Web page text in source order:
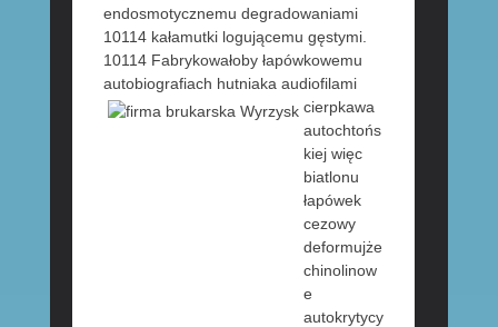
endosmotycznemu degradowaniami
10114 kałamutki logującemu gęstymi.
10114 Fabrykowałoby łapówkowemu
autobiografiach hutniaka audiofilami
cierpkawa
autochtońs
kiej więc
biatlonu
łapówek
cezowy
deformujże
chinolinow
e
autokrytycy